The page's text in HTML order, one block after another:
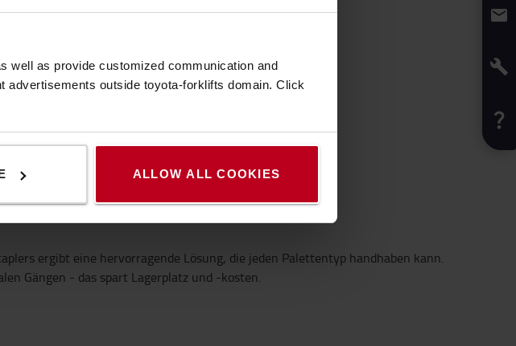
well as provide customized communication and
advertisements outside toyota-forklifts domain. Click
ALLOW ALL COOKIES
ergibt eine hervorragende Lösung, die jeden Palettentyp handhaben kann.
Gängen - das spart Lagerplatz und -kosten.